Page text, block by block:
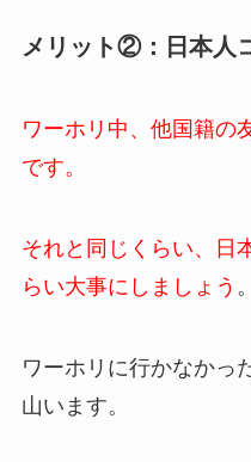
メリット②：日本人
ワーホリ中、他国籍の
です。
それと同じくらい、日
らい大事にしましょう 。
ワーホリに行かなかっ
山います。